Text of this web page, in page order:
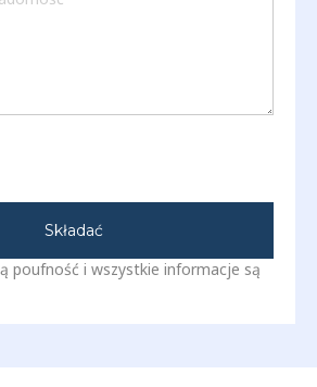
Składać
poufność i wszystkie informacje są